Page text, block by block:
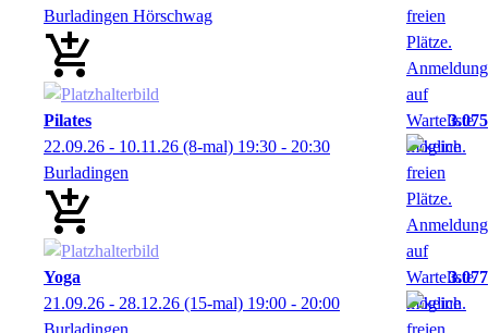
Burladingen Hörschwag
Pilates
3.075
22.09.26 - 10.11.26 (8-mal) 19:30 - 20:30
Burladingen
Yoga
3.077
21.09.26 - 28.12.26 (15-mal) 19:00 - 20:00
Burladingen